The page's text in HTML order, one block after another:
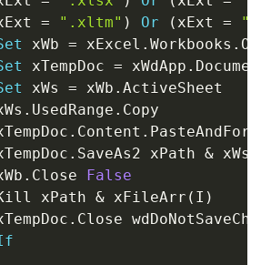
= ".xltm" ) Or ( xExt =
xWb = xExcel . Workbooks .
xTempDoc = xWdApp .
xWs = xWb . ActiveSheet
. UsedRange . Copy
. Content .
. SaveAs2 xPath & xWs
. Close
False
xPath
& xFileArr ( I )
. Close